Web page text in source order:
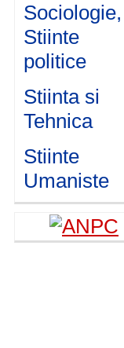
Sociologie,
Stiinte
politice
Stiinta si
Tehnica
Stiinte
Umaniste